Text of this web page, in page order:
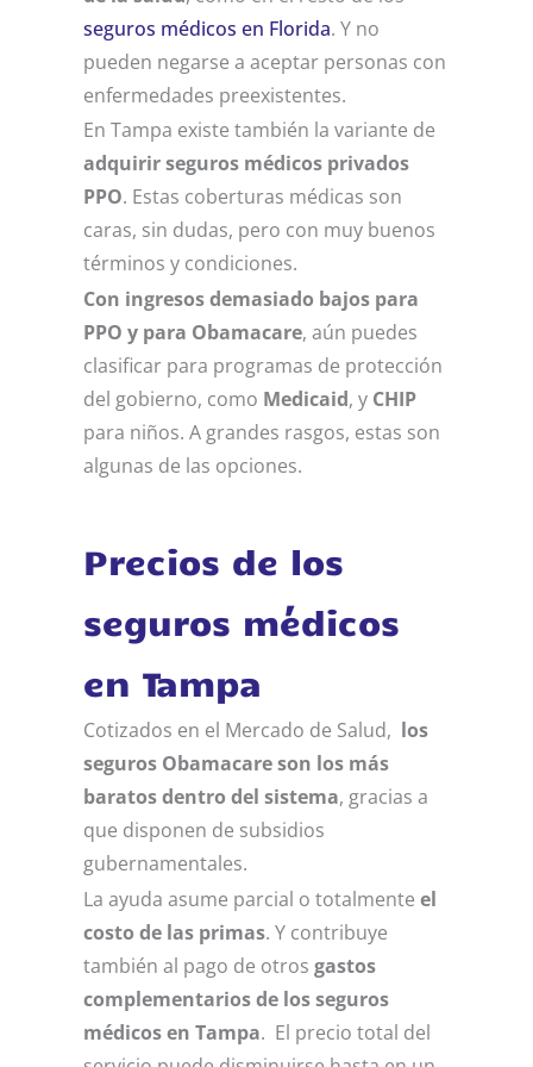
seguros médicos en Florida. Y no
pueden negarse a aceptar personas con
enfermedades preexistentes.
En Tampa existe también la variante de
adquirir seguros médicos privados
PPO. Estas coberturas médicas son
caras, sin dudas, pero con muy buenos
términos y condiciones.
Con ingresos demasiado bajos para
PPO y para Obamacare, aún puedes
clasificar para programas de protección
del gobierno, como Medicaid, y CHIP
para niños. A grandes rasgos, estas son
algunas de las opciones.
Precios de los
seguros médicos
en Tampa
Cotizados en el Mercado de Salud, los
seguros Obamacare son los más
baratos dentro del sistema, gracias a
que disponen de subsidios
gubernamentales.
La ayuda asume parcial o totalmente el
costo de las primas. Y contribuye
también al pago de otros gastos
complementarios de los seguros
médicos en Tampa. El precio total del